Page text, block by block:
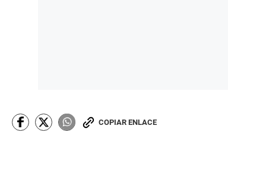
COPIAR ENLACE